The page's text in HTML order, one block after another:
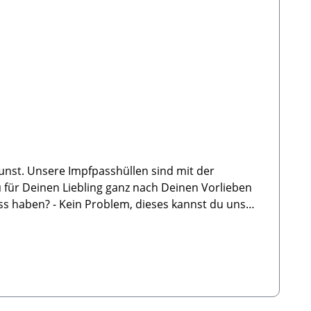
Unsere Impfpasshüllen sind mit der
Deinen Liebling ganz nach Deinen Vorlieben
haben? - Kein Problem, dieses kannst du uns
info@paw-store.de🐾 HANDGEMACHTIn